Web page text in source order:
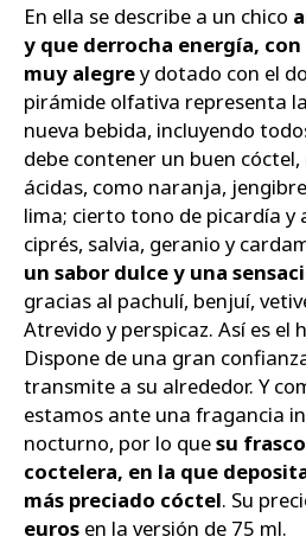
En ella se describe a un chico
y que derrocha energía,
muy alegrey dotado con el
pirámide olfativa representa
nueva bebida, incluyendo
debe contener un buen
ácidas, como naranja,
lima; cierto tono de picardía y
ciprés, salvia, geranio y
un sabor dulce y una
gracias al pachulí, benjuí,
Atrevido y perspicaz. Así es el
Dispone de una gran
transmite a su alrededor. Y
estamos ante una fragancia
nocturno, por lo quesu
coctelera, en la que
más preciado cóctel. Su
euros en la versión de 75 ml.